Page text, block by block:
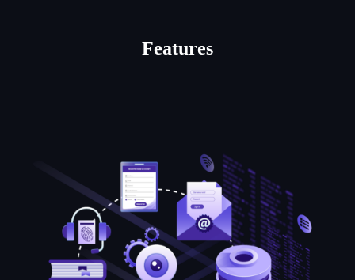
Features